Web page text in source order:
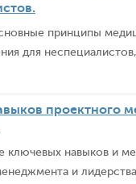
принципы
для
проектного
ключевых навыков и
и